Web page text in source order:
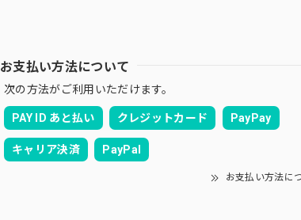
お支払い方法について
次の方法がご利用いただけます。
PAY ID あと払い クレジットカード PayPay
キャリア決済 PayPal
お支払い方法に